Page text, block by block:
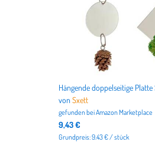
vonSxett
gefunden beiAmazon Marketplace
9,43 €
Grundpreis: 9.43 € / stück